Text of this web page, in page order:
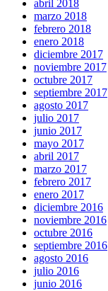
abril 2018
marzo 2018
febrero 2018
enero 2018
diciembre 2017
noviembre 2017
octubre 2017
septiembre 2017
agosto 2017
julio 2017
junio 2017
mayo 2017
abril 2017
marzo 2017
febrero 2017
enero 2017
diciembre 2016
noviembre 2016
octubre 2016
septiembre 2016
agosto 2016
julio 2016
junio 2016